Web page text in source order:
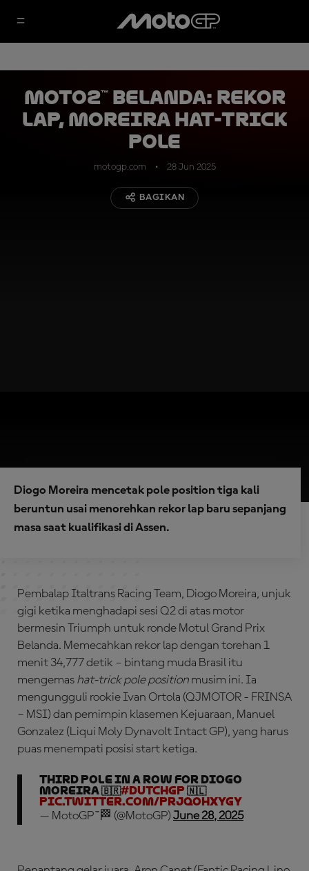
Moto2™ Belanda: Rekor
Lap, Moreira Hat-trick
Pole
motogp.com 28 Jun 2025
BAGIKAN
Diogo Moreira mencetak pole position tiga kali
beruntun usai menorehkan rekor lap baru sepanjang
masa saat kualifikasi di Assen.
Pembalap Italtrans Racing Team, Diogo Moreira, unjuk
gigi ketika menghadapi sesi Q2 di atas motor
bermesin Triumph untuk ronde Motul Grand Prix
Belanda. Memecahkan rekor lap dengan torehan 1
menit 34,777 detik – bintang muda Brasil itu
mengemas hat-trick pole position musim ini. Ia
mengungguli rookie Ivan Ortola (QJMOTOR - FRINSA
– MSI) dan pemimpin klasemen Kejuaraan, Manuel
Gonzalez (Liqui Moly Dynavolt Intact GP), yang harus
puas menempati posisi start ketiga.
THIRD POLE IN A ROW FOR DIOGO
MOREIRA 🇧🇷#DutchGP 🇳🇱
pic.twitter.com/pRJQOhxyGY
— MotoGP™🏁 (@MotoGP) June 28, 2025